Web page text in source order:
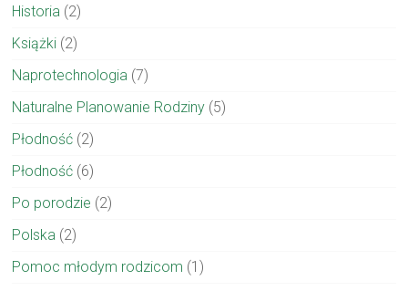
Historia (2)
Książki (2)
Naprotechnologia (7)
Naturalne Planowanie Rodziny (5)
Płodność (2)
Płodność (6)
Po porodzie (2)
Polska (2)
Pomoc młodym rodzicom (1)